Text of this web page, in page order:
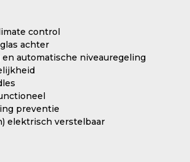
control
achter
automatische niveauregeling
preventie
elektrisch verstelbaar